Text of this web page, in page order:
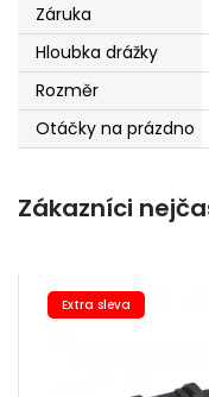
Záruka
Hloubka drážky
Rozměr
Otáčky na prázdno
Zákazníci
Extra sleva